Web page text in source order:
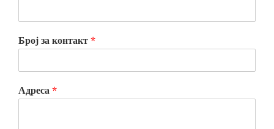
Број за контакт *
Адреса *